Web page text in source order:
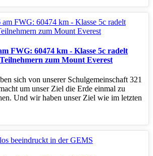
FWG: 60474 km - Klasse 5c radelt
zum Mount Everest
sich von unserer Schulgemeinschaft 321
um unser Ziel die Erde einmal zu
Und wir haben unser Ziel wie im letzten